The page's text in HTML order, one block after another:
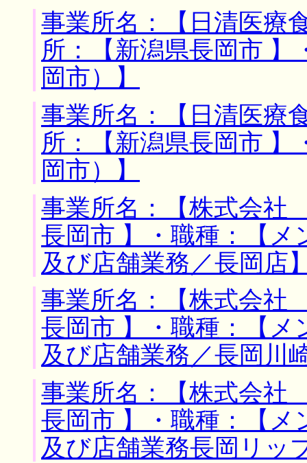
事業所名：【日清医療
所：【新潟県長岡市 】
岡市）】
事業所名：【日清医療
所：【新潟県長岡市 】
岡市）】
事業所名：【株式会社
長岡市 】・職種：【
及び店舗業務／長岡店
事業所名：【株式会社
長岡市 】・職種：【
及び店舗業務／長岡川
事業所名：【株式会社
長岡市 】・職種：【
及び店舗業務長岡リッ